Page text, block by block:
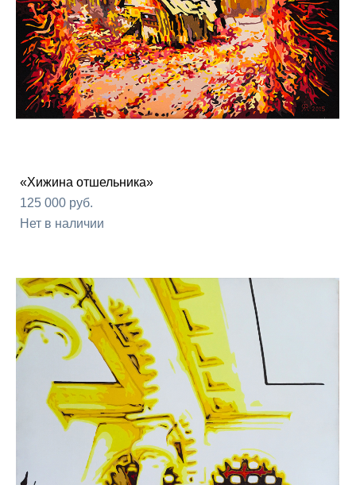
«Хижина отшельника»
125 000 pуб.
Нет в наличии